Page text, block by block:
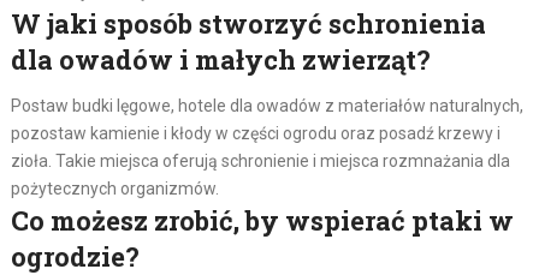
W jaki sposób stworzyć schronienia
dla owadów i małych zwierząt?
Postaw budki lęgowe, hotele dla owadów z materiałów naturalnych,
pozostaw kamienie i kłody w części ogrodu oraz posadź krzewy i
zioła. Takie miejsca oferują schronienie i miejsca rozmnażania dla
pożytecznych organizmów.
Co możesz zrobić, by wspierać ptaki w
ogrodzie?